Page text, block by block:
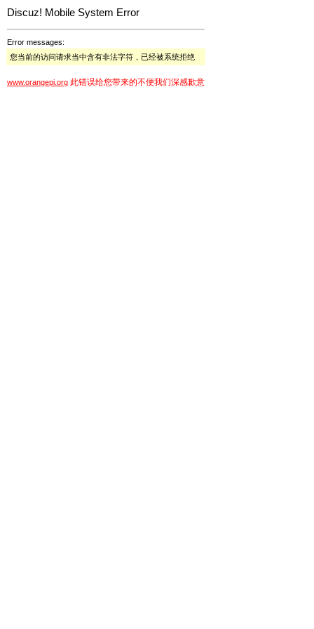
Discuz! Mobile System Error
Error messages:
您当前的访问请求当中含有非法字符，已经被系统拒绝
www.orangepi.org 此错误给您带来的不便我们深感歉意